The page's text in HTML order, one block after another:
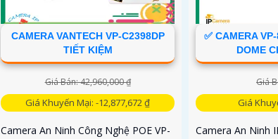
CAMERA VANTECH VP-C2398DP
TIẾT KIỆM
Giá Bán: 42,960,000 ₫
Giá Khuyến Mại: -12,877,672 ₫
Camera An Ninh Công Nghệ POE VP-
✅ CAMERA
DOME
Giá
Giá
Camera An Ninh